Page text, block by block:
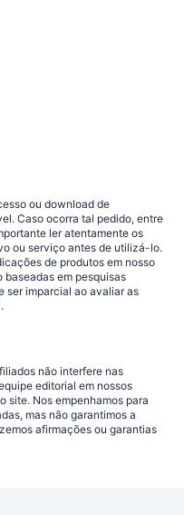
ou download de
Caso ocorra tal pedido, entre
ler atentamente os
ou serviço antes de utilizá-lo.
de produtos em nosso
baseadas em pesquisas
ser imparcial ao avaliar as
não interfere nas
editorial em nossos
site. Nos empenhamos para
mas não garantimos a
afirmações ou garantias